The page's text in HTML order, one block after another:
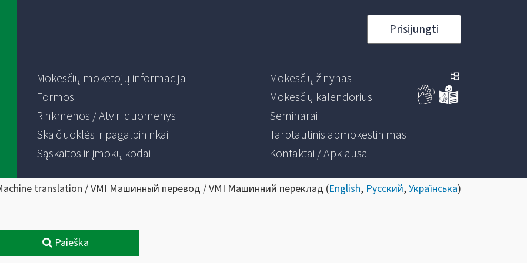
Prisijungti
Mokesčių mokėtojų informacija
Formos
Rinkmenos / Atviri duomenys
Skaičiuoklės ir pagalbininkai
Sąskaitos ir įmokų kodai
Mokesčių žinynas
Mokesčių kalendorius
Seminarai
Tarptautinis apmokestinimas
Kontaktai / Apklausa
translation / VMI Машинный перевод / VMI Машинний переклад (English, Русский,Українська)
Paieška